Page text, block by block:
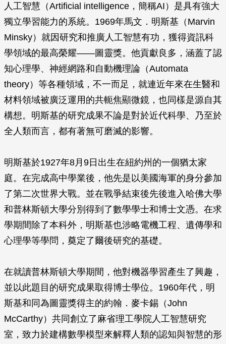
人工智慧（Artificial intelligence，簡稱AI）是具有強大
獨立學習能力的系統。1969年馬文．明斯基（Marvin
Minsky）就因研究和推廣人工智慧有功，獲得資訊科
學領域的最高榮耀——圖靈獎。他貢獻良多，涵蓋了認
知心理學、神經網路和自動機理論（Automata
theory）等各種領域，不一而足，就連近年來在生醫和
材料領域被廣泛運用的共軛焦顯微鏡，也同樣是源自其
構想。明斯基的研究成果不論是對於近代科學、乃至於
全人類而言，都有著無可磨滅的影響。
明斯基於1927年8月9日出生在紐約州的一個猶太家
庭。在完成高中學業後，他先是以美國海軍的身分參加
了第二次世界大戰。並在戰爭結束後先後進入哈佛大學
和普林斯頓大學分別得到了數學學士和博士文憑。在求
學期間除了本科外，明斯基也涉略電機工程、遺傳學和
心理學等學問，奠定了爾後研究的基礎。
在就讀普林斯頓大學期間，他對機器學習產生了興趣，
並以此題目的研究成果取得博士學位。1960年代，明
斯基和同為圖靈獎得主的約翰．麥卡錫（John
McCarthy）共同創立了麻省理工學院人工智慧研究
室，致力於建構數學模型來解釋人類的認知與智慧的形